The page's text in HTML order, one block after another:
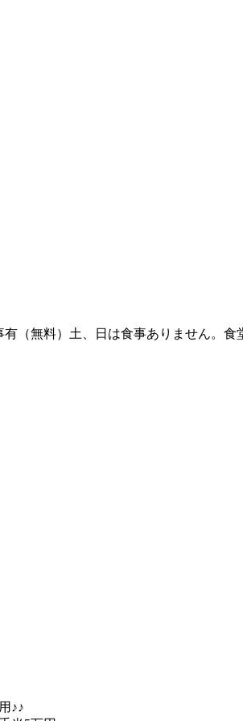
（無料）土、日は食事ありません。食
♪♪